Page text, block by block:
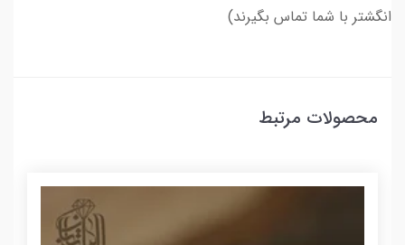
انگشتر با شما تماس بگیرند)
محصولات مرتبط